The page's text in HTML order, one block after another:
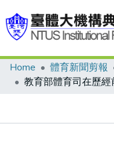
Communities &
Home 體育新聞剪報